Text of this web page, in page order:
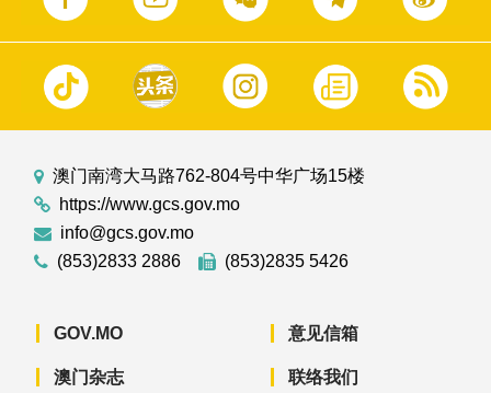
澳门南湾大马路762-804号中华广场15楼
https://www.gcs.gov.mo
info@gcs.gov.mo
(853)2833 2886
(853)2835 5426
GOV.MO
澳门杂志
意见信箱
联络我们